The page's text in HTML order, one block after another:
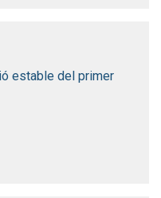
estable del primer